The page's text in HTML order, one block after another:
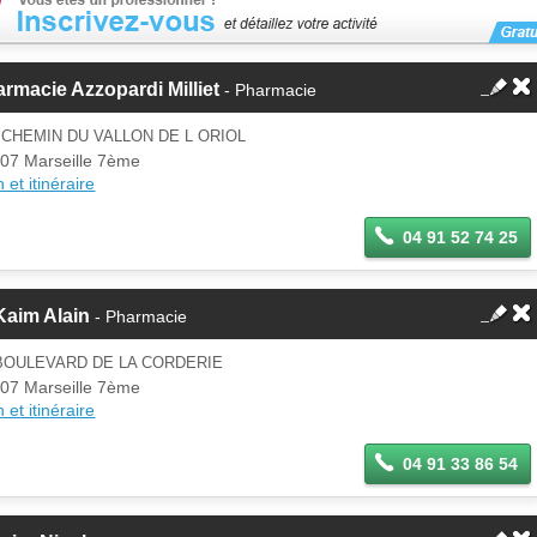
Azzopardi Milliet - Pharmacie
DU VALLON DE L ORIOL
Marseille 7ème
et itinéraire
04 91 52 74 25
Alain - Pharmacie
DE LA CORDERIE
Marseille 7ème
et itinéraire
04 91 33 86 54